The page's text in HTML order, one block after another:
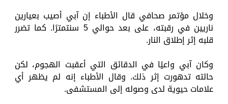
وخلال مؤتمر صحافي قال الأطباء إن آبي أصيب بعيارين
ناريين في رقبته، على بعد حوالي 5 سنتمترًا. كما تضرر
قلبه إثر إطلاق النار.
وكان آبي واعيًا في الدقائق التي أعقبت الهجوم، لكن
حالته تدهورت إثر ذلك. وقال الأطباء إنه لم يظهر أي
علامات حيوية لدى وصوله إلى المستشفى.